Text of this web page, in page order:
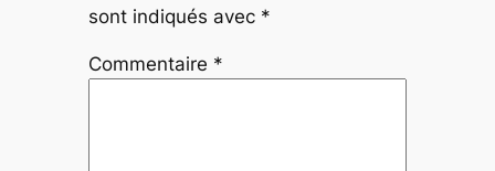
sont indiqués avec *
Commentaire *